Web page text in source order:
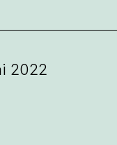
2022